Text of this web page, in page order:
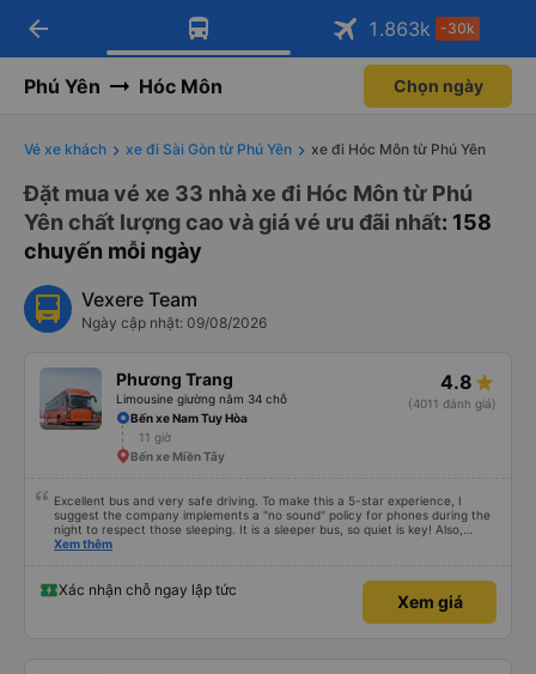
Tải app Vexere ngay!
Nhận ưu đãi thành viên độc
Mở app
Tải app Vexere
-30k/ghế khi đặt vé máy bay qua
Mở app
arrow_back 1.863k -30k
Phú Yên Hóc Môn Chọn ngày
Vé xe khách xe đi Sài Gòn từ Phú Yên xe đi Hóc Môn từ Phú Yên
Đặt mua vé xe 33 nhà xe đi Hóc Môn từ Phú
Yên chất lượng cao và giá vé ưu đãi nhất: 158
chuyến mỗi ngày
Vexere Team
Ngày cập nhật: 09/08/2026
Phương Trang
Limousine giường nằm 34 chỗ
4.8
(4011 đánh giá)
Bến xe Nam Tuy Hòa
11 giờ
Bến xe Miền Tây
Excellent bus and very safe driving. To make this a 5-star experience, I
suggest the company implements a "no sound" policy for phones during the
night to respect those sleeping. It is a sleeper bus, so quiet is key! Also,
please display the Wi-Fi password clearly inside the cabin for convenience. I
quy định rõ ràng về việc giữ im lặng (tắt âm thanh điện thoại) vào ban đêm
để tránh làm phiền hành khách khác ngủ. Ngoài ra, nhà xe nên dán sẵn mật
khẩu Wi-Fi trong xe để hành khách dễ dàng sử dụng. Tôi vẫn sẽ tiếp tục ủng
Xem thêm
Xác nhận chỗ ngay lập tức
Xem giá